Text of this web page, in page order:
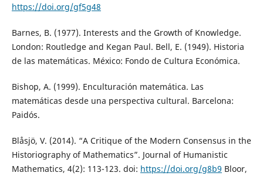
https://doi.org/gf5g48
Barnes, B. (1977). Interests and the Growth of Knowledge.
London: Routledge and Kegan Paul. Bell, E. (1949). Historia
de las matemáticas. México: Fondo de Cultura Económica.
Bishop, A. (1999). Enculturación matemática. Las
matemáticas desde una perspectiva cultural. Barcelona:
Paidós.
Blåsjö, V. (2014). “A Critique of the Modern Consensus in the
Historiography of Mathematics”. Journal of Humanistic
Mathematics, 4(2): 113-123. doi: https://doi.org/g8b9 Bloor,